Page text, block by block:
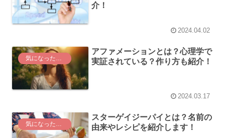
介！
2024.04.02
アファメーションとは？心理学で
実証されている？作り方も紹介！
2024.03.17
気になった言葉
スターゲイジーパイとは？名前の
由来やレシピを紹介します！